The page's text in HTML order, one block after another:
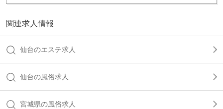
関連求人情報
仙台のエステ求人
仙台の風俗求人
宮城県の風俗求人